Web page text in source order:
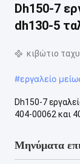
Dh150-7
dh130-5
κιβώτιο
#εργαλείο
Dh150-7
404-00062 και
Μηνύματα